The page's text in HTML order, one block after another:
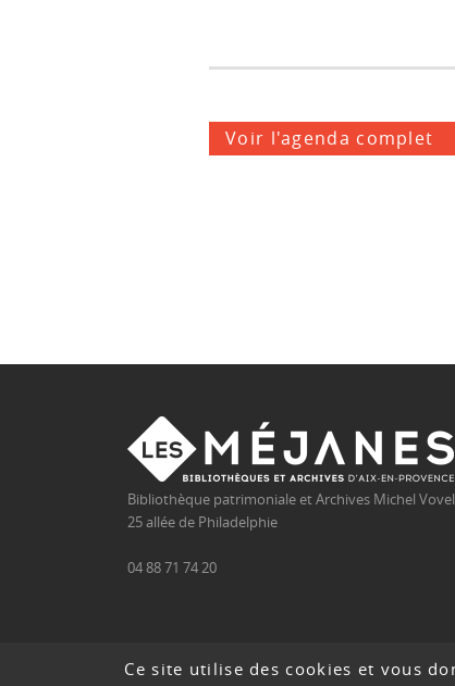
Voir l'agenda complet
Bibliothèque patrimoniale et Archives Michel
25 allée de Philadelphie
04 88 71 74 20
Ce site utilise des cookies et vous